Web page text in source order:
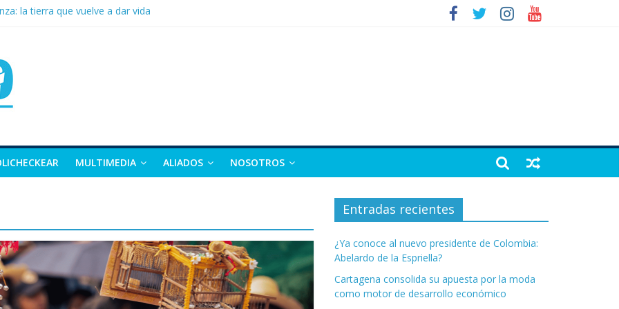
la tierra que vuelve a dar vida
exvicepresidente y figura clave de la política colombiana
y Nariño deja 21 muertos y más de 50 heridos
MULTIMEDIA ALIADOS NOSOTROS
Entradas recientes
¿Ya conoce al nuevo presidente de Colombia:
Abelardo de la Espriella?
Cartagena consolida su apuesta por la moda
como motor de desarrollo económico